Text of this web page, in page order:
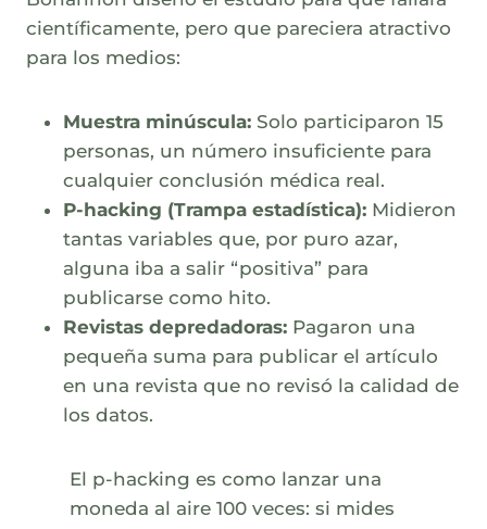
científicamente, pero que pareciera atractivo
para los medios:
Muestra minúscula: Solo participaron 15
personas, un número insuficiente para
cualquier conclusión médica real.
P-hacking (Trampa estadística): Midieron
tantas variables que, por puro azar,
alguna iba a salir “positiva” para
publicarse como hito.
Revistas depredadoras: Pagaron una
pequeña suma para publicar el artículo
en una revista que no revisó la calidad de
los datos.
El p-hacking es como lanzar una
moneda al aire 100 veces: si mides